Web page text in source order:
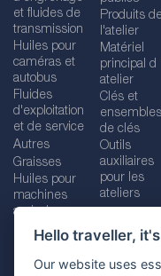
Hello traveller,
Our website uses
et fluides de
transmission
Huiles pour
caméras et
autobus
Fluides
d'exploitation
et de service
Autres
Graisses
Huiles pour
machines
agricoles
Produits
l'atelier
Matériel
principal d '
atelier
Clés et
ensembles
de clés
Outils
auxiliaires
pour les
ateliers